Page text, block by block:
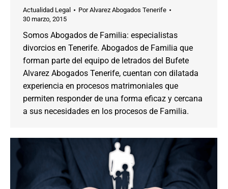
Actualidad Legal PorAlvarez Abogados Tenerife
30 marzo, 2015
Somos Abogados de Familia: especialistas
divorcios en Tenerife. Abogados de Familia que
forman parte del equipo de letrados del Bufete
Alvarez Abogados Tenerife, cuentan con dilatada
experiencia en procesos matrimoniales que
permiten responder de una forma eficaz y cercana
a sus necesidades en los procesos de Familia.